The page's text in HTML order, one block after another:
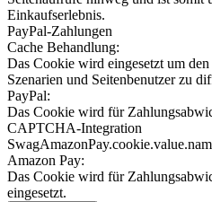
Einkaufserlebnis.
PayPal-Zahlungen
Cache Behandlung:
Das Cookie wird eingesetzt um
Szenarien und Seitenbenutzer zu
PayPal:
Das Cookie wird für
CAPTCHA-Integration
Amazon Pay:
Das Cookie wird für
eingesetzt.